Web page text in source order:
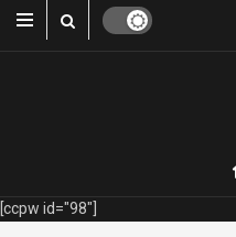
[ccpw id="98"]